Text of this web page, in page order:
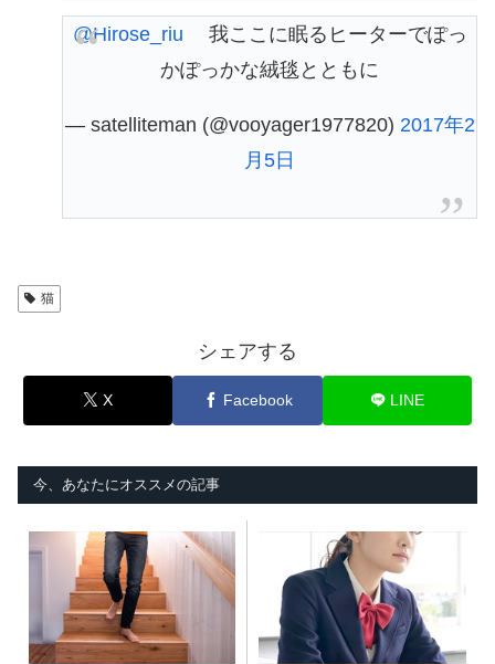
@Hirose_riu 我ここに眠るヒーターでぽっ
かぽっかな絨毯とともに
— satelliteman (@vooyager1977820) 2017年2
月5日
猫
シェアする
X Facebook LINE
今、あなたにオススメの記事